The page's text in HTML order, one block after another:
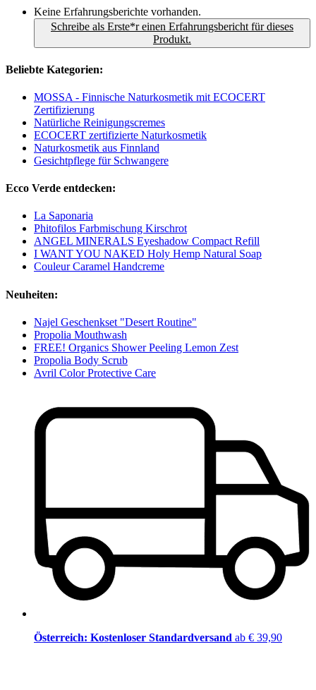
Keine Erfahrungsberichte vorhanden.
Schreibe als Erste*r einen Erfahrungsbericht für dieses
Produkt.
Beliebte Kategorien:
MOSSA - Finnische Naturkosmetik mit ECOCERT
Zertifizierung
Natürliche Reinigungscremes
ECOCERT zertifizierte Naturkosmetik
Naturkosmetik aus Finnland
Gesichtpflege für Schwangere
Ecco Verde entdecken:
La Saponaria
Phitofilos Farbmischung Kirschrot
ANGEL MINERALS Eyeshadow Compact Refill
I WANT YOU NAKED Holy Hemp Natural Soap
Couleur Caramel Handcreme
Neuheiten:
Najel Geschenkset "Desert Routine"
Propolia Mouthwash
FREE! Organics Shower Peeling Lemon Zest
Propolia Body Scrub
Avril Color Protective Care
Österreich: Kostenloser Standardversand ab € 39,90